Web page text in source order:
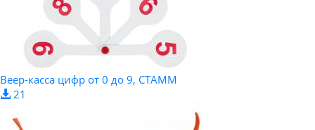
Веер-касса цифр от 0 до 9, СТАММ
21